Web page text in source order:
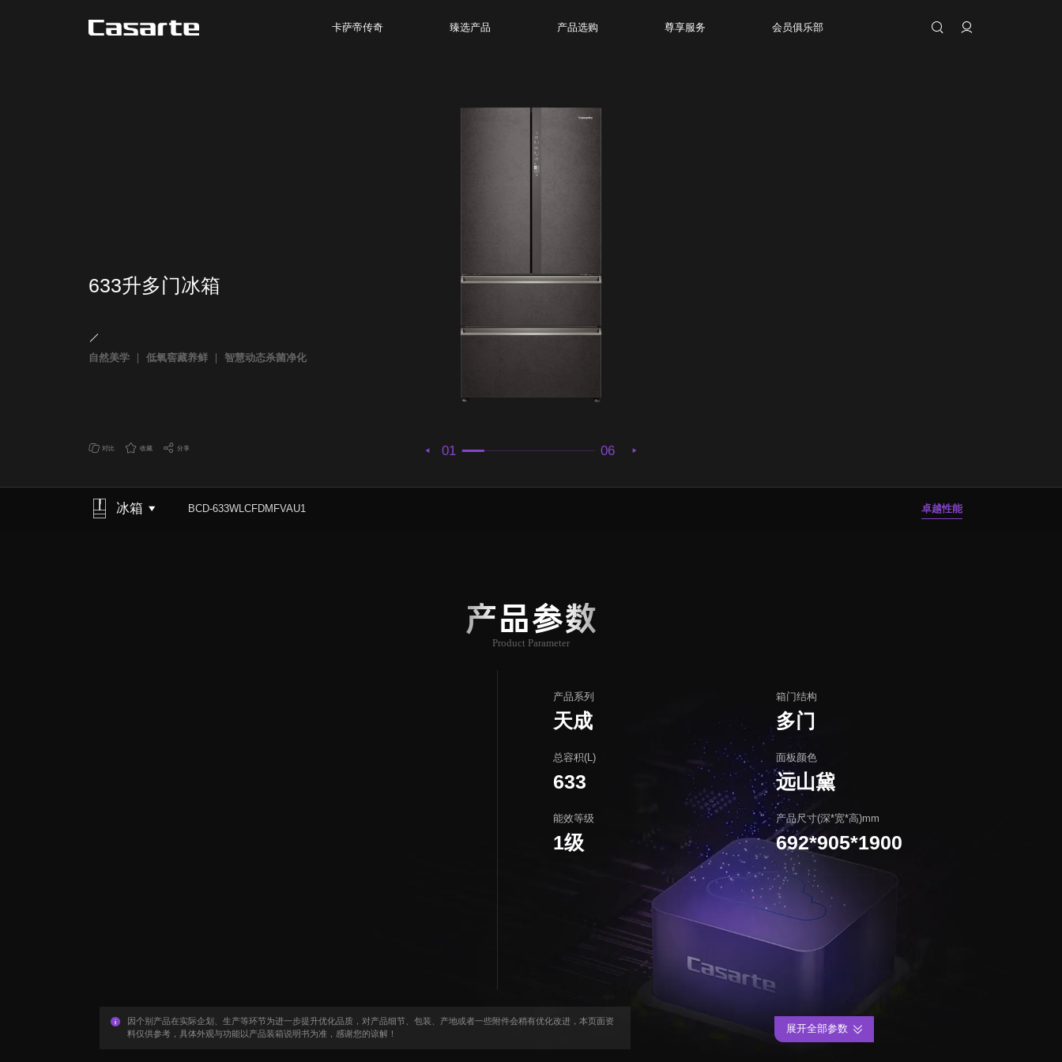
卡萨帝传奇 臻选产品 产品选购 尊享服务 会员俱乐部
01 06
633升多门冰箱
自然美学 低氧窖藏养鲜 智慧动态杀菌净化
对比 收藏 分享
冰箱 BCD-633WLCFDMFVAU1 卓越性能
产品参数
Product Parameter
产品系列
天成
箱门结构
多门
总容积(L)
633
面板颜色
远山黛
能效等级
1级
产品尺寸(深*宽*高)mm
692*905*1900
因个别产品在实际企划、生产等环节为进一步提升优化品质，对产品细节、包装、产地或者一些附件会稍有优化改进，本页面资
料仅供参考，具体外观与功能以产品装箱说明书为准，感谢您的谅解！
展开全部参数